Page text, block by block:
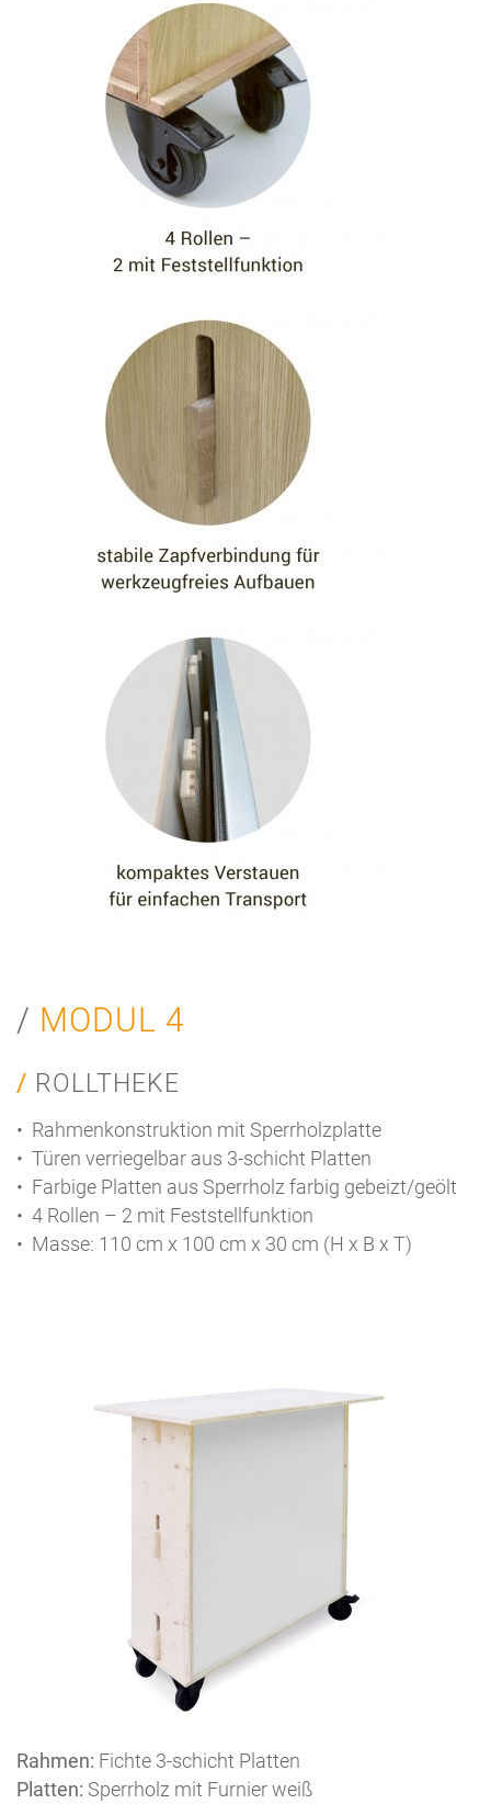
MODUL 4
ROLLTHEKE
• Rahmenkonstruktion mit Sperrholzplatte
• Türen verriegelbar aus 3-schicht Platten
• Farbige Platten aus Sperrholz farbig gebeizt/geölt
• 4 Rollen – 2 mit Feststellfunktion
• Masse: 110 cm x 100 cm x 30 cm (H x B x T)
Rahmen: Fichte 3-schicht Platten
Platten: Sperrholz mit Furnier weiß